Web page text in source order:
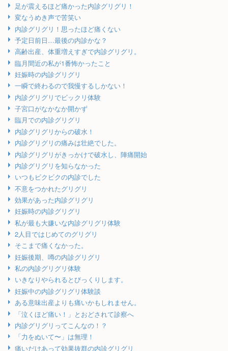
足が震えるほど痛かった内診グリグリ！
変なうめき声で苦笑い
内診グリグリ！思ったほど痛くない
予定日前日…最後の内診かな？
高齢出産、体重増えすぎで内診グリグリ。
臨月間近の私が1番怖かったこと
妊娠時の内診グリグリ
一瞬で終わるので我慢するしかない！
内診グリグリでビックリ体験
子宮口がなかなか開かず
臨月での内診グリグリ
内診グリグリからの破水！
内診グリグリの痛みは壮絶でした。
内診グリグリがきっかけで破水し、陣痛開始
内診グリグリを知らなかった
いつもビクビクの内診でした
不意をつかれたグリグリ
効果があった内診グリグリ
妊娠時の内診グリグリ
私が最も大嫌いな内診グリグリ体験
2人目ではじめてのグリグリ
そこまで痛くなかった。
妊娠後期、噂の内診グリグリ
私の内診グリグリ体験
いきなりやられるとびっくりします。
妊娠中の内診グリグリ体験談
ある意味出産よりも痛いかもしれません。
「泣くほど痛い！」とおどされて診察へ
内診グリグリってこんなの！？
「力をぬいて〜」は無理！
痛いだけあって効果抜群の内診グリグリ